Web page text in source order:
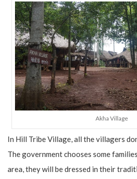
Akha Village
In Hill Tribe Village, all the villagers
The government chooses some
area, they will be dressed in their